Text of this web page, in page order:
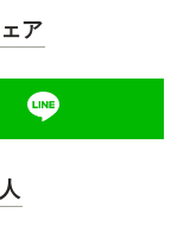
ア